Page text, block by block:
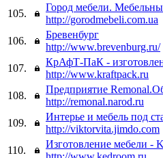
105.
Город мебели.
http://gorodmebeli.com.ua
106.
Бревенбург
http://www.brevenburg.ru/
107.
КрАфТ-ПаК -
http://www.kraftpack.ru
108.
Предприятие
http://remonal.narod.ru
109.
Интерье и мебель под
http://viktorvita.jimdo.com
110.
Изготовление мебели -